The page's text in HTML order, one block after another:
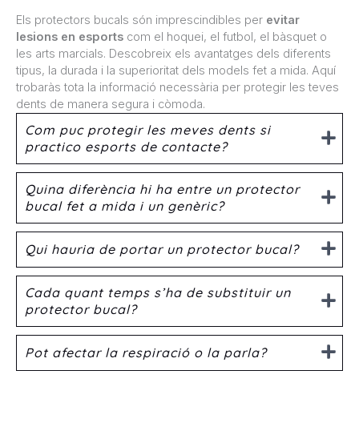
Els protectors bucals són imprescindibles per evitar
lesions en esports com el hoquei, el futbol, el bàsquet o
les arts marcials. Descobreix els avantatges dels diferents
tipus, la durada i la superioritat dels models fet a mida. Aquí
trobaràs tota la informació necessària per protegir les teves
dents de manera segura i còmoda.
Com puc protegir les meves dents si
practico esports de contacte?
Quina diferència hi ha entre un protector
bucal fet a mida i un genèric?
Qui hauria de portar un protector bucal?
Cada quant temps s’ha de substituir un
protector bucal?
Pot afectar la respiració o la parla?